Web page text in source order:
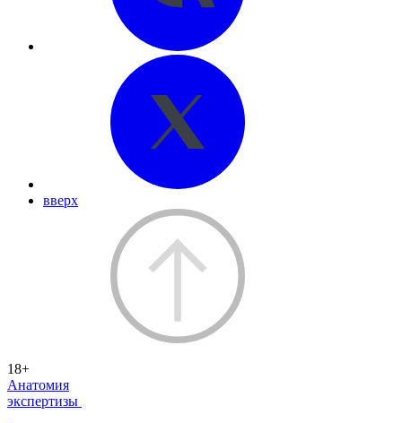
вверх
18+
Анатомия
экспертизы